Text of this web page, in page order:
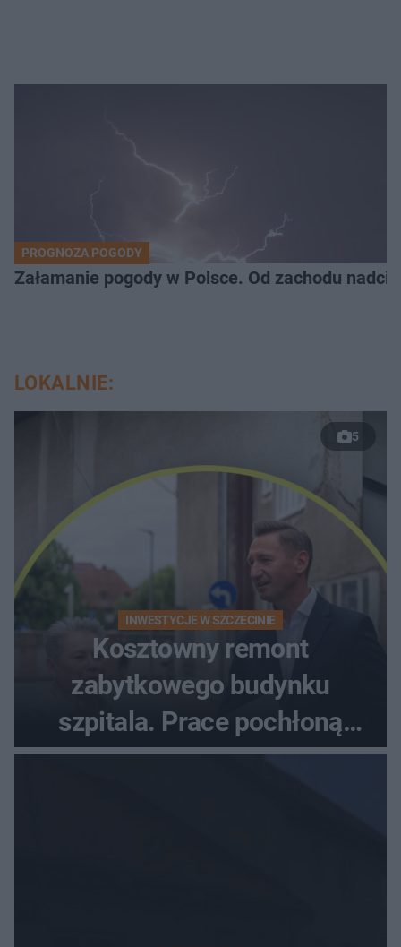
PROGNOZA POGODY
Załamanie pogody w Polsce. Od zachodu
LOKALNIE:
5
INWESTYCJE W SZCZECINIE
Kosztowny remont
zabytkowego budynku
szpitala. Prace pochłoną
dziesiątki milionów